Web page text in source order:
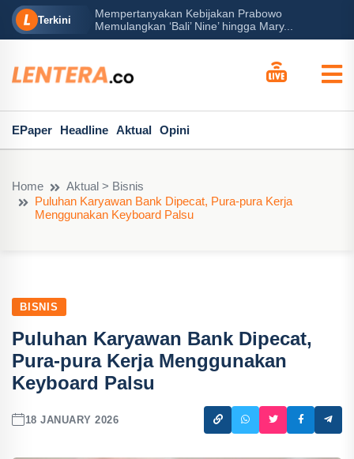
Terkini
Mempertanyakan Kebijakan Prabowo
Memulangkan ‘Bali’ Nine’ hingga Mary...
EPaper Headline Aktual Opini
Home
Aktual > Bisnis
Puluhan Karyawan Bank Dipecat, Pura-pura Kerja
Menggunakan Keyboard Palsu
BISNIS
Puluhan Karyawan Bank Dipecat,
Pura-pura Kerja Menggunakan
Keyboard Palsu
18 JANUARY 2026